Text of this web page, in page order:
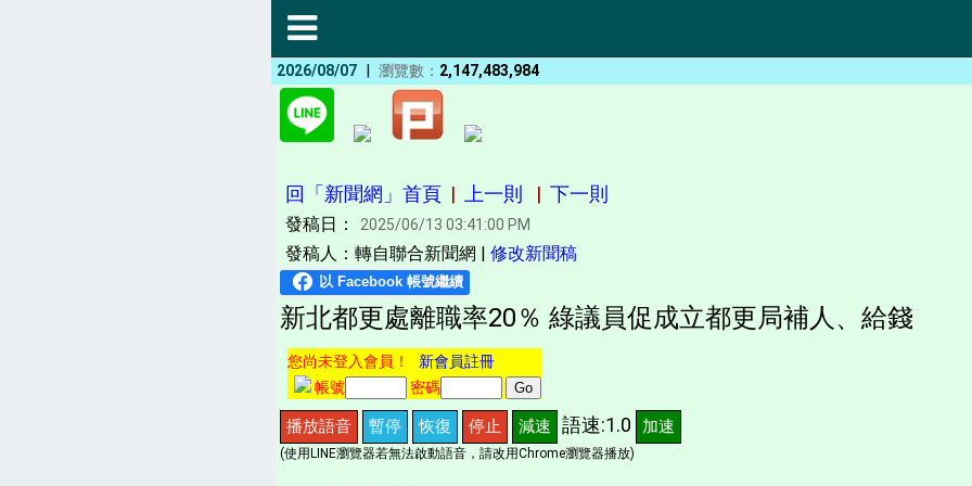
2026/08/07 | 瀏覽數： 2,147,483,984
回「新聞網」首頁 | 上一則 | 下一則
發稿日： 2025/06/13 03:41:00 PM
發稿人：轉自聯合新聞網 | 修改新聞稿
新北都更處離職率20％ 綠議員促成立都更局補人、給錢
您尚未登入會員！ 新會員註冊
帳號
密碼
播放語音 暫停 恢復 停止 減速 語速:1.0 加速
(使用LINE瀏覽器若無法啟動語音，請改用Chrome瀏覽器播放)